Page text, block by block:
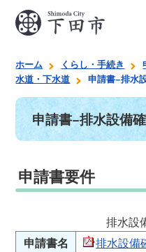
ホーム くらし・手続き
水道・下水道
申請書−排水
申請書−排水設備
申請書要件
排水設
申請書名
排水設備